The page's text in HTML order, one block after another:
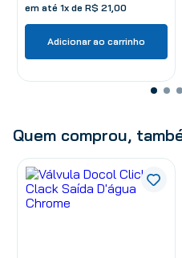
em até 1x de R$ 21 00
Adicionar ao carrinho
Quem comprou,